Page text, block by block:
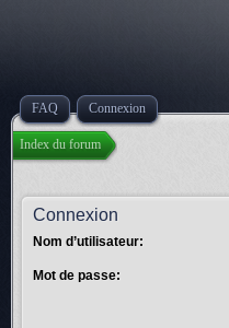
FAQ Connexion
Index du forum
Connexion
Nom d’utilisateur:
Mot de passe: